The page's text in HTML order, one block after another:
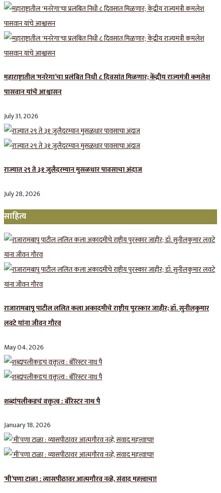
महाराष्ट्रातील ‘मनरेगा’चा प्रलंबित निधी ८ दिवसांत मिळणार; केंद्रीय राज्यमंत्री कमलेश
पासवान यांचे आश्वासन
July 31, 2026
राज्यात २९ ते ३१ जुलैदरम्यान मुसळधार पावसाचा अंदाज
July 28, 2026
साहित्य
राजारामबापू पाटील ललित कला अकादमीचे राष्ट्रीय पुरस्कार जाहीर; डॉ. सुनीलकुमार
लवटे यांना जीवन गौरव
May 04, 2026
शब्दांपलीकडचं वक्तृत्व : बॅरिस्टर नाथ पै
January 18, 2026
‘मी’पणा टाळा : व्यासपीठावर आत्मगौरव नव्हे, संवाद महत्त्वाचा!